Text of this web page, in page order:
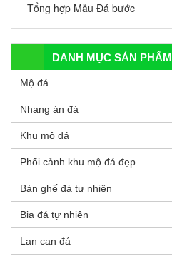
Tổng hợp Mẫu Đá bước
DANH MỤC SẢN PHẨM
Mộ đá
Nhang án đá
Khu mộ đá
Phối cảnh khu mộ đá đẹp
Bàn ghế đá tự nhiên
Bia đá tự nhiên
Lan can đá